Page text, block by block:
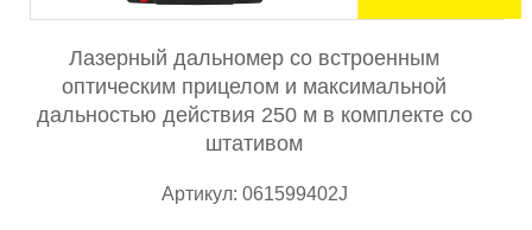
Лазерный дальномер со встроенным
оптическим прицелом и максимальной
дальностью действия 250 м в комплекте со
штативом
Артикул: 061599402J